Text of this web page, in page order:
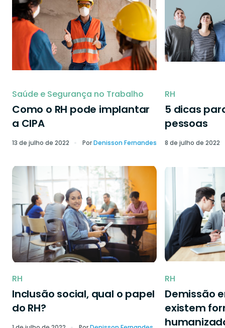
Saúde e Segurança no Trabalho
Como o RH pode implantar
a CIPA
13 de julho de 2022 PorDenisson Fernandes
RH
5 dicas
pessoas
8 de julho de 2022
RH
Inclusão social, qual o papel
do RH?
RH
Demissão
existem